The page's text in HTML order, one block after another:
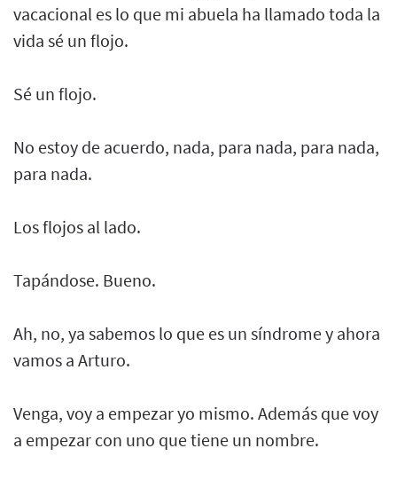
vacacional es lo que mi abuela ha llamado toda la
vida sé un flojo.
Sé un flojo.
No estoy de acuerdo, nada, para nada, para nada,
para nada.
Los flojos al lado.
Tapándose. Bueno.
Ah, no, ya sabemos lo que es un síndrome y ahora
vamos a Arturo.
Venga, voy a empezar yo mismo. Además que voy
a empezar con uno que tiene un nombre.